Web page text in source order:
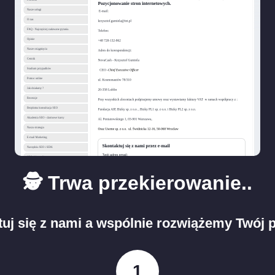
🕵️ Trwa przekierowanie..
się z nami a wspólnie rozwiążemy Twój
1